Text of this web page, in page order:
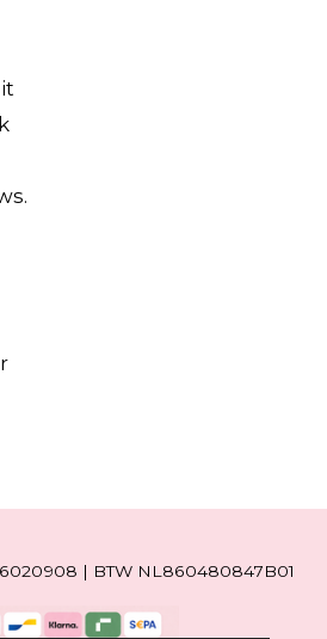
| BTW NL860480847B01